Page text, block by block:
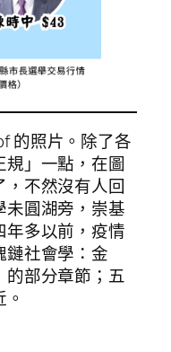
的照片。除了各
」一點，在圖
不然沒有人回
圓湖旁，崇基
多以前，疫情
社會學：金
部分章節；五